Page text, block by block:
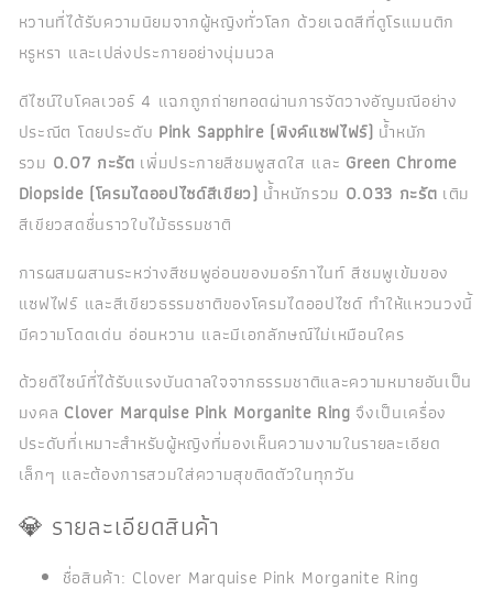
หวานที่ได้รับความนิยมจากผู้หญิงทั่วโลก ด้วยเฉดสีที่ดูโรแมนติก
หรูหรา และเปล่งประกายอย่างนุ่มนวล
ดีไซน์ใบโคลเวอร์ 4 แฉกถูกถ่ายทอดผ่านการจัดวางอัญมณีอย่าง
ประณีต โดยประดับ Pink Sapphire (พิงค์แซฟไฟร์) น้ำหนัก
รวม 0.07 กะรัต เพิ่มประกายสีชมพูสดใส และ Green Chrome
Diopside (โครมไดออปไซด์สีเขียว) น้ำหนักรวม 0.033 กะรัต เติม
สีเขียวสดชื่นราวใบไม้ธรรมชาติ
การผสมผสานระหว่างสีชมพูอ่อนของมอร์กาไนท์ สีชมพูเข้มของ
แซฟไฟร์ และสีเขียวธรรมชาติของโครมไดออปไซด์ ทำให้แหวนวงนี้
มีความโดดเด่น อ่อนหวาน และมีเอกลักษณ์ไม่เหมือนใคร
ด้วยดีไซน์ที่ได้รับแรงบันดาลใจจากธรรมชาติและความหมายอันเป็น
มงคล Clover Marquise Pink Morganite Ring จึงเป็นเครื่อง
ประดับที่เหมาะสำหรับผู้หญิงที่มองเห็นความงามในรายละเอียด
เล็กๆ และต้องการสวมใส่ความสุขติดตัวในทุกวัน
💎 รายละเอียดสินค้า
ชื่อสินค้า: Clover Marquise Pink Morganite Ring